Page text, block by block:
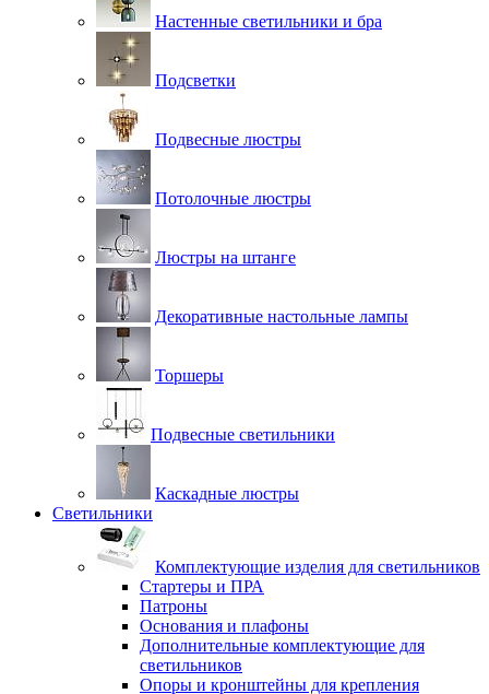
Настенные светильники и бра
Подсветки
Подвесные люстры
Потолочные люстры
Люстры на штанге
Декоративные настольные лампы
Торшеры
Подвесные светильники
Каскадные люстры
Светильники
Комплектующие изделия для светильников
Стартеры и ПРА
Патроны
Основания и плафоны
Дополнительные комплектующие для
светильников
Опоры и кронштейны для крепления